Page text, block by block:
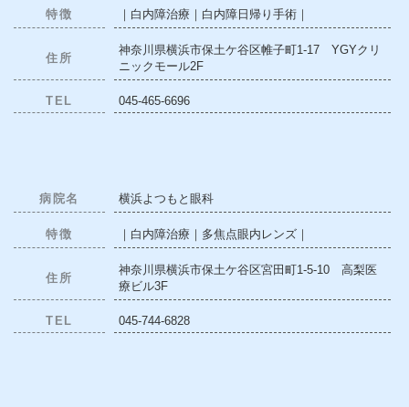
特徴 ｜白内障治療｜白内障日帰り手術｜
住所
神奈川県横浜市保土ケ谷区帷子町1-17 YGYクリ
ニックモール2F
TEL 045-465-6696
病院名 横浜よつもと眼科
特徴 ｜白内障治療｜多焦点眼内レンズ｜
住所
神奈川県横浜市保土ケ谷区宮田町1-5-10 高梨医
療ビル3F
TEL 045-744-6828